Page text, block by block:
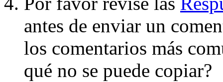
antes de enviar un
los comentarios más
qué no se puede copiar?